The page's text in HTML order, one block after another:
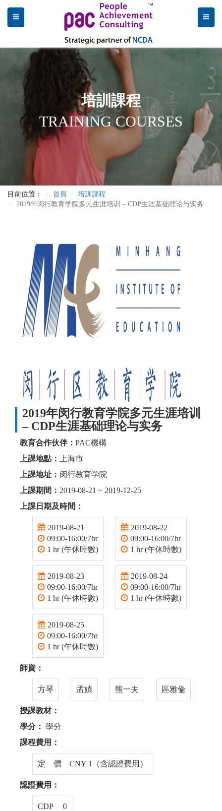
培訓課程
TRAINING COURSES
目前位置： 首頁
培訓課程
2019年闵行教育学院多元生涯培训 – CDP生涯基础理论与实务
2019年闵行教育学院多元生涯培训
– CDP生涯基础理论与实务
教育合作伙伴： PAC機構
上課地點：
上海市
上課地址： 闵行教育学院
上課期間： 2019-08-21 ~ 2019-12-25
上課日期及時間：
2019-08-21
09:00-16:00/7hr
1 hr (午休時數)
2019-08-22
09:00-16:00/7hr
1 hr (午休時數)
2019-08-23
09:00-16:00/7hr
1 hr (午休時數)
2019-08-24
09:00-16:00/7hr
1 hr (午休時數)
2019-08-25
09:00-16:00/7hr
1 hr (午休時數)
師資：
方琴 孟媜 熊一夫 區雅倫
授課教材：
學分： 學分
課程費用：
定 價 CNY 1（含認證費用）
認證費用：
CDP 0